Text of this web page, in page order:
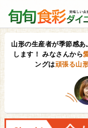
山形の生産者が季節感
します！ みなさんから
ングは頑張る山